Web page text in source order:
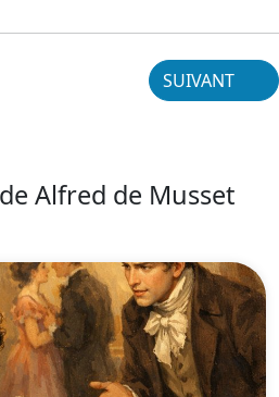
SUIVANT
Alfred de Musset